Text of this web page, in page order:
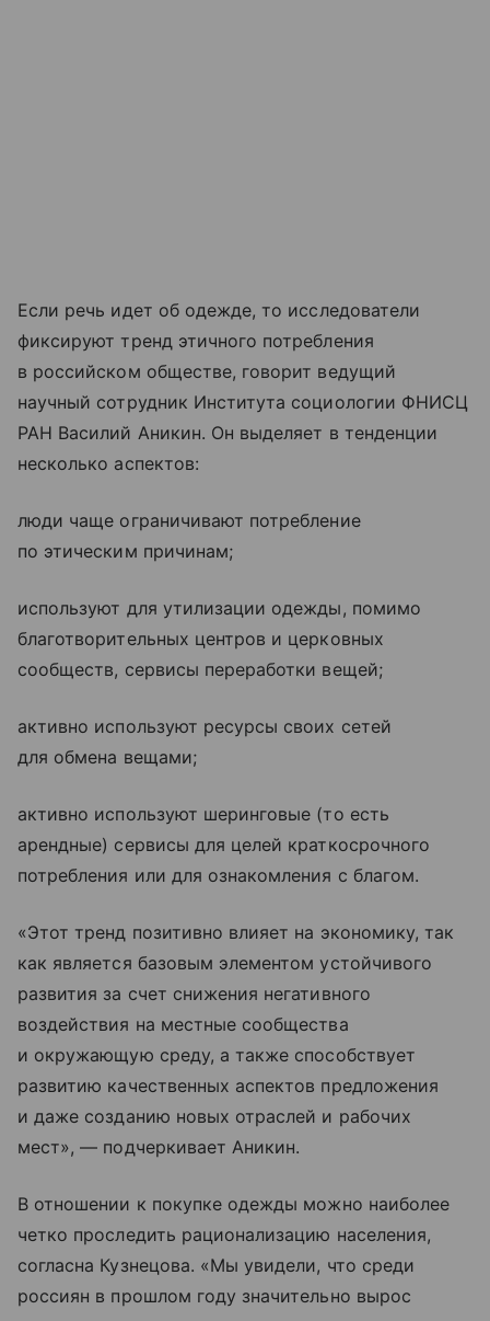
Если речь идет об одежде, то исследователи
фиксируют тренд этичного потребления
в российском обществе, говорит ведущий
научный сотрудник Института социологии ФНИСЦ
РАН Василий Аникин. Он выделяет в тенденции
несколько аспектов:
люди чаще ограничивают потребление
по этическим причинам;
используют для утилизации одежды, помимо
благотворительных центров и церковных
сообществ, сервисы переработки вещей;
активно используют ресурсы своих сетей
для обмена вещами;
активно используют шеринговые (то есть
арендные) сервисы для целей краткосрочного
потребления или для ознакомления с благом.
«Этот тренд позитивно влияет на экономику, так
как является базовым элементом устойчивого
развития за счет снижения негативного
воздействия на местные сообщества
и окружающую среду, а также способствует
развитию качественных аспектов предложения
и даже созданию новых отраслей и рабочих
мест», — подчеркивает Аникин.
В отношении к покупке одежды можно наиболее
четко проследить рационализацию населения,
согласна Кузнецова. «Мы увидели, что среди
россиян в прошлом году значительно вырос